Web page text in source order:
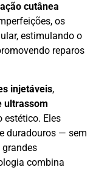
cutânea
os
estimulando o
reparos
injetáveis,
ultrassom
Eles
duradouros — sem
combina